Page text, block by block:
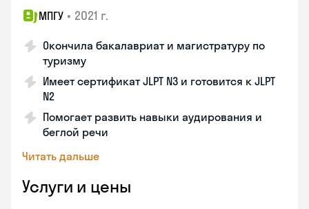
МПГУ • 2021 г.
Окончила бакалавриат и магистратуру по
туризму
Имеет сертификат JLPT N3 и готовится к JLPT
N2
Помогает развить навыки аудирования и
беглой речи
Читать дальше
Услуги и цены